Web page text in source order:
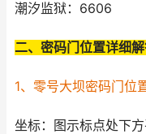
潮汐监狱：6606
二、密码门位置详细
1、零号大坝密码门位
坐标：图示标点处下